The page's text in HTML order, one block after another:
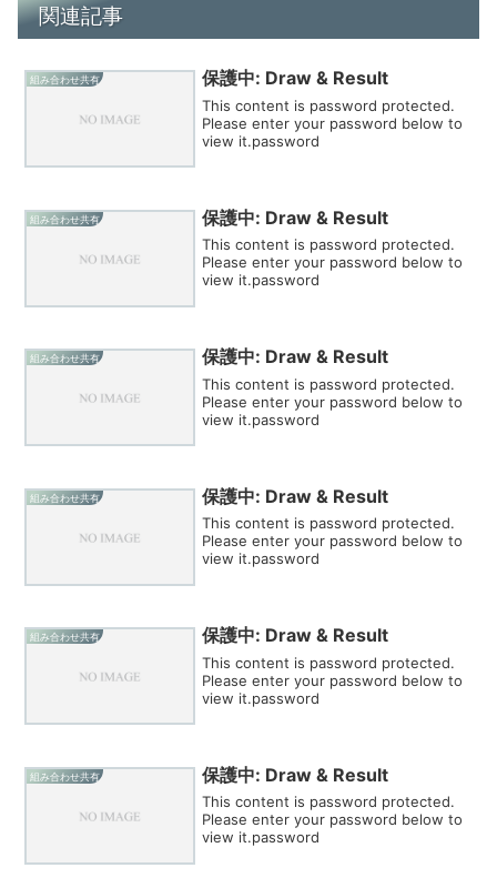
関連記事
組み合わせ共有 保護中: Draw & Result
This content is password protected.
Please enter your password below to
view it.password
組み合わせ共有 保護中: Draw & Result
This content is password protected.
Please enter your password below to
view it.password
組み合わせ共有 保護中: Draw & Result
This content is password protected.
Please enter your password below to
view it.password
組み合わせ共有 保護中: Draw & Result
This content is password protected.
Please enter your password below to
view it.password
組み合わせ共有 保護中: Draw & Result
This content is password protected.
Please enter your password below to
view it.password
組み合わせ共有 保護中: Draw & Result
This content is password protected.
Please enter your password below to
view it.password